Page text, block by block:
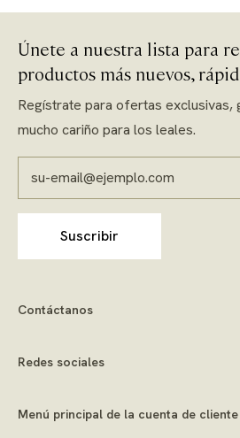
Únete a nuestra lista para
productos más nuevos,
Regístrate para ofertas exclusivas,
mucho cariño para los leales.
su-email@ejemplo.com
Suscribir
Contáctanos
Redes sociales
Menú principal de la cuenta de cliente